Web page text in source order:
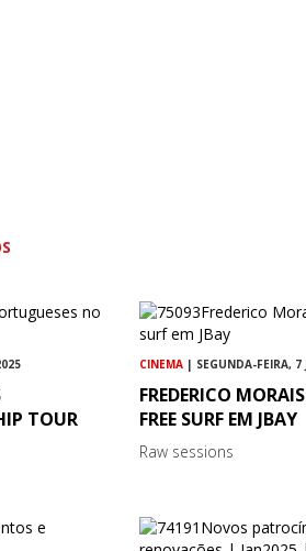
TOUR
CINEMA | SEGUNDA-FEIRA, 7
FREDERICO
FREE SURF EM JBAY
Raw sessions